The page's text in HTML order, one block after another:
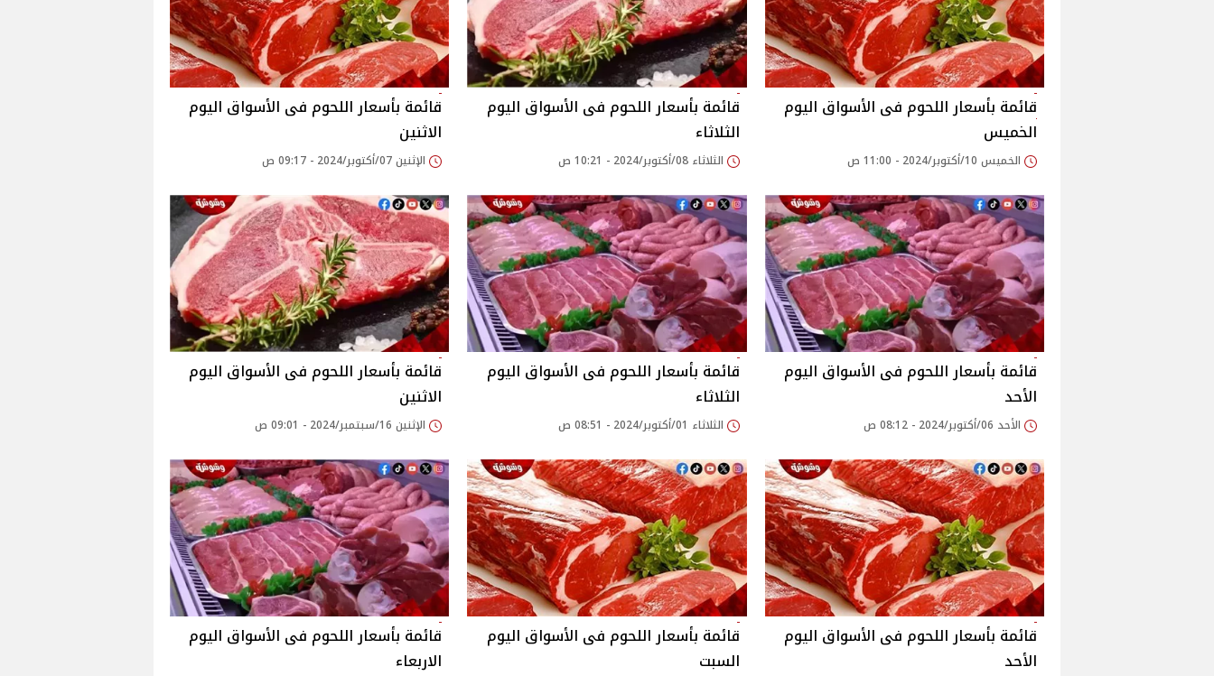
قائمة بأسعار اللحوم فى الأسواق اليوم
الخميس
الخميس 10/أكتوبر/2024 - 11:00 ص
قائمة بأسعار اللحوم فى الأسواق اليوم
الثلاثاء
الثلاثاء 08/أكتوبر/2024 - 10:21 ص
قائمة بأسعار اللحوم فى الأسواق اليوم
الاثنين
الإثنين 07/أكتوبر/2024 - 09:17 ص
قائمة بأسعار اللحوم فى الأسواق اليوم
الأحد
الأحد 06/أكتوبر/2024 - 08:12 ص
قائمة بأسعار اللحوم فى الأسواق اليوم
الثلاثاء
الثلاثاء 01/أكتوبر/2024 - 08:51 ص
قائمة بأسعار اللحوم فى الأسواق اليوم
الاثنين
الإثنين 16/سبتمبر/2024 - 09:01 ص
قائمة بأسعار اللحوم فى الأسواق اليوم
الأحد
قائمة بأسعار اللحوم فى الأسواق اليوم
السبت
قائمة بأسعار اللحوم فى الأسواق اليوم
الاربعاء